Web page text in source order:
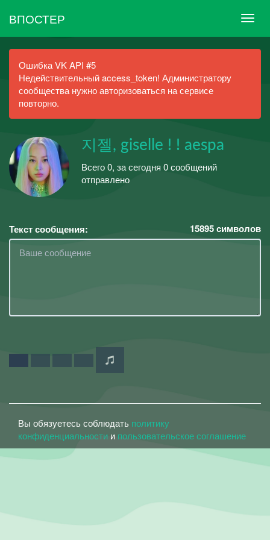
ВПОСТЕР
Ошибка VK API #5
Недействительный access_token! Администратору
сообщества нужно авторизоваться на сервисе
повторно.
지젤, giselle ! ! aespa
Всего 0, за сегодня 0 сообщений
отправлено
Текст сообщения: 15895символов
Вы обязуетесь соблюдать политику
конфиденциальности и пользовательское соглашение